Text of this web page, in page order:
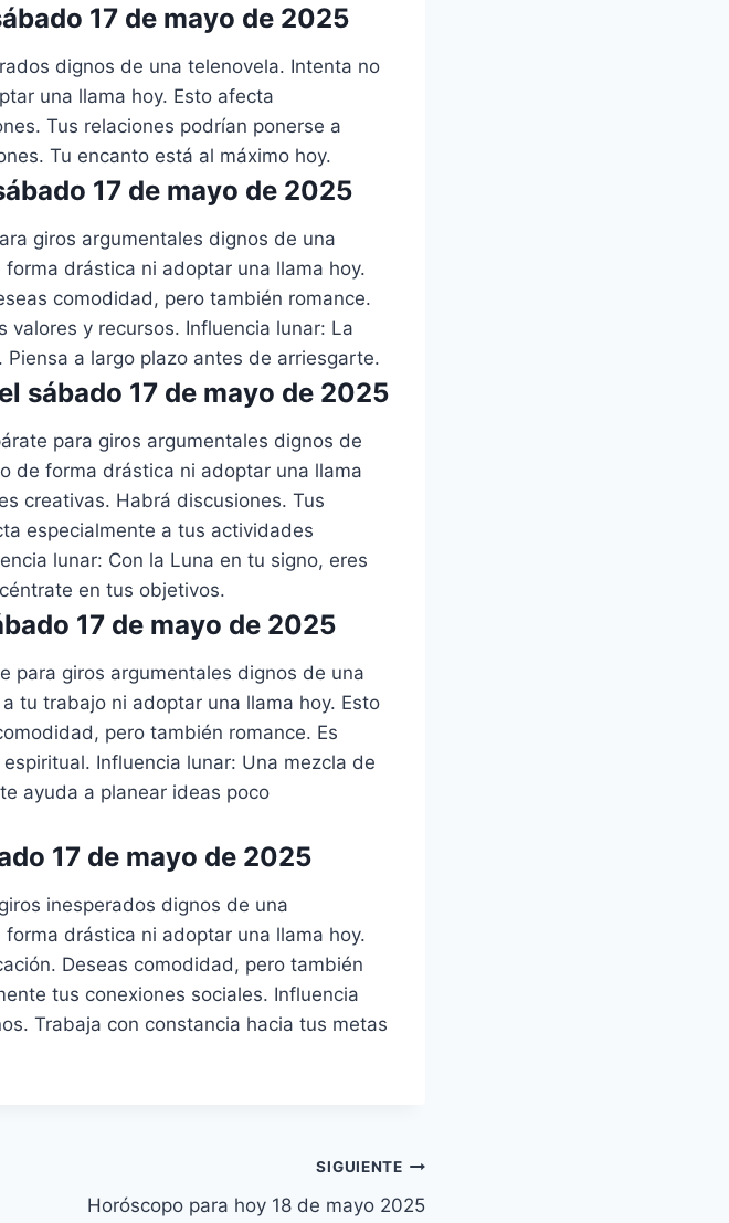
17 de mayo de 2025
dignos de una telenovela. Intenta no
una llama hoy. Esto afecta
Tus relaciones podrían ponerse a
Tu encanto está al máximo hoy.
17 de mayo de 2025
giros argumentales dignos de una
drástica ni adoptar una llama hoy.
comodidad, pero también romance.
valores y recursos. Influencia lunar: La
a largo plazo antes de arriesgarte.
sábado 17 de mayo de 2025
para giros argumentales dignos de
de forma drástica ni adoptar una llama
creativas. Habrá discusiones. Tus
especialmente a tus actividades
lunar: Con la Luna en tu signo, eres
en tus objetivos.
17 de mayo de 2025
para giros argumentales dignos de una
tu trabajo ni adoptar una llama hoy. Esto
pero también romance. Es
Influencia lunar: Una mezcla de
ayuda a planear ideas poco
17 de mayo de 2025
inesperados dignos de una
drástica ni adoptar una llama hoy.
Deseas comodidad, pero también
tus conexiones sociales. Influencia
Trabaja con constancia hacia tus metas
SIGUIENTE
Horóscopo para hoy 18 de mayo 2025